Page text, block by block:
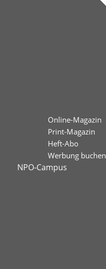
Online-Magazin
Print-Magazin
Heft-Abo
Werbung buchen
NPO-Campus